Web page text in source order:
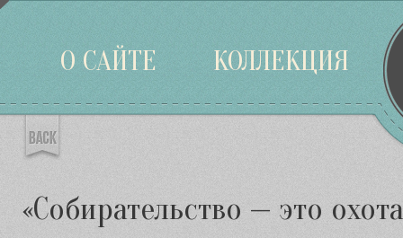
О САЙТЕ КОЛЛЕКЦИЯ
«Собирательство — это